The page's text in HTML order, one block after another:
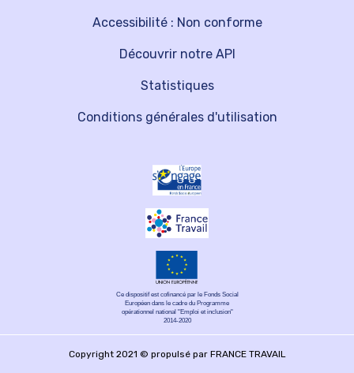
Découvrir notre API
Statistiques
Accessibilité : Non conforme
Conditions générales d'utilisation
Ce dispositif est cofinancé par le Fonds Social
Européen dans le cadre du Programme
opérationnel national "Emploi et inclusion"
2014-2020
Copyright 2021 © propulsé par FRANCE TRAVAIL